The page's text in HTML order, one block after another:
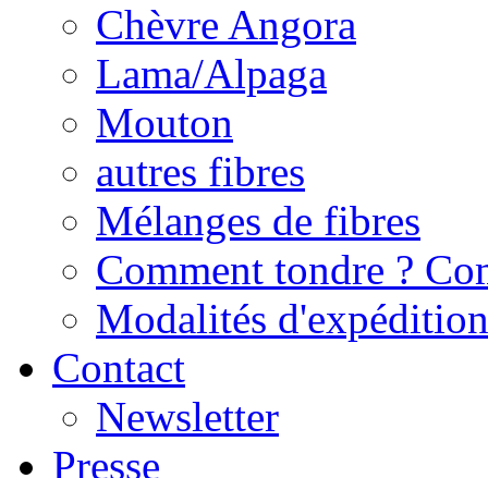
Chèvre Angora
Lama/Alpaga
Mouton
autres fibres
Mélanges de fibres
Comment tondre ?
Modalités
Contact
Newsletter
Presse